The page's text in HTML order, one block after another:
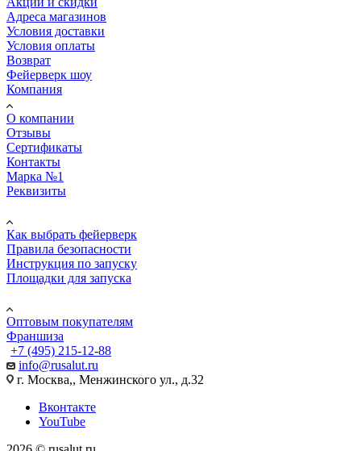
Адреса магазинов
Условия доставки
Условия оплаты
Возврат
Фейерверк шоу
Компания
О компании
Отзывы
Сертификаты
Контакты
Марка №1
Реквизиты
Как выбрать фейерверк
Правила безопасности
Инструкция по запуску
Площадки для запуска
Оптовым покупателям
Франшиза
+7 (495) 215-12-88
info@rusalut.ru
г. Москва,, Менжинского ул., д.32
Вконтакте
YouTube